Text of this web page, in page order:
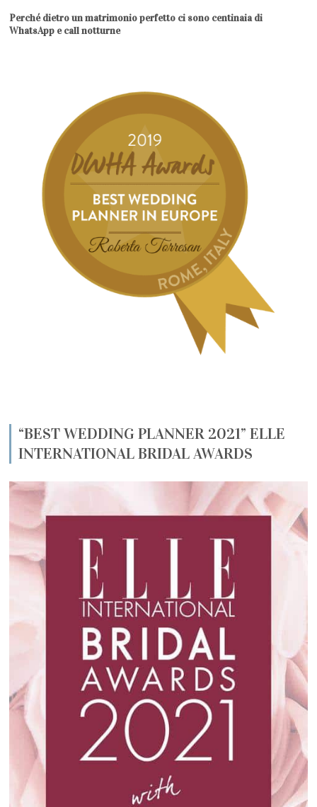
Perché dietro un matrimonio perfetto ci sono centinaia di
WhatsApp e call notturne
“BEST WEDDING PLANNER 2021” ELLE
INTERNATIONAL BRIDAL AWARDS